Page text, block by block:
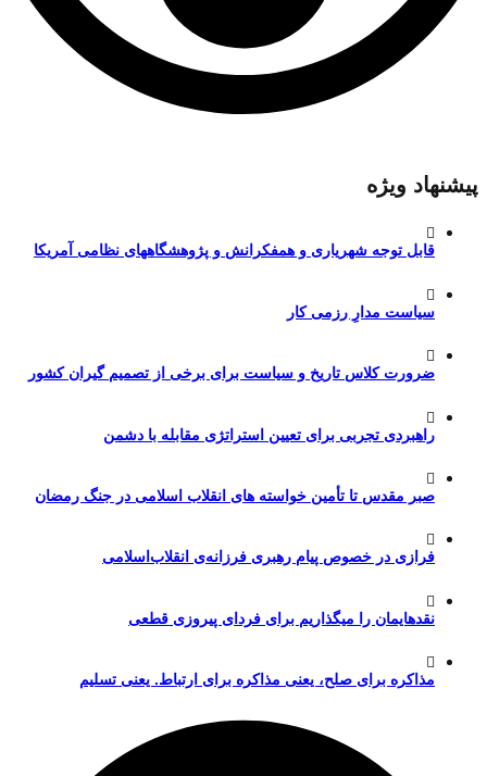
پیشنهاد ویژه
قابل توجه شهریاری و همفکرانش و پژوهشگاههای نظامی آمریکا
سیاست مدارِ رزمی کار
ضرورت کلاس تاریخ و سیاست برای برخی از تصمیم گیران کشور
راهبردی تجربی برای تعیین استراتژی مقابله با دشمن
صبر مقدس تا تأمین خواسته های انقلاب اسلامی در جنگ رمضان
فرازی در خصوص پیام رهبری فرزانه‌ی انقلاب‌اسلامی
نقدهایمان را میگذاریم برای فردای پیروزی قطعی
مذاکره برای صلح، یعنی مذاکره برای ارتباط. یعنی تسلیم